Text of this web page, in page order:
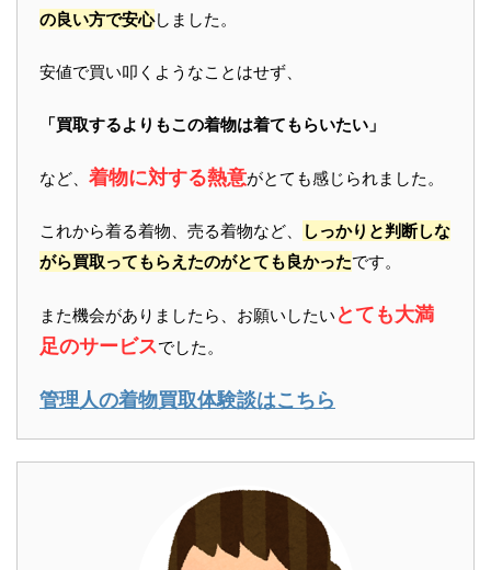
の良い方で安心しました。
安値で買い叩くようなことはせず、
「買取するよりもこの着物は着てもらいたい」
など、 着物に対する熱意がとても感じられました。
これから着る着物、売る着物など、
しっかりと判断しな
がら買取ってもらえたのがとても良かったです。
また機会がありましたら、お願いしたい とても大満
足のサービスでした。
管理人の着物買取体験談はこちら